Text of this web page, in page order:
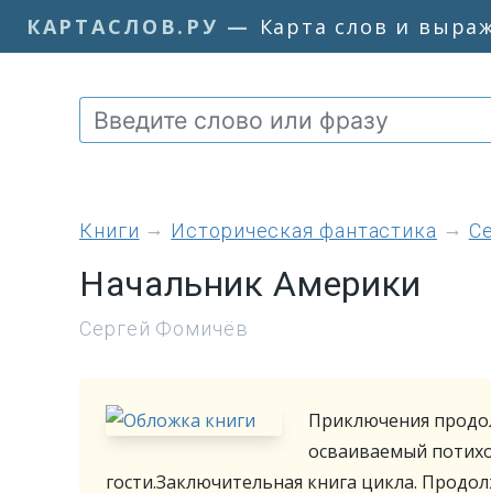
КАРТАСЛОВ.РУ — Карта слов и
книги Историческая фантастика
Начальник Америки
Сергей Фомичёв
Приключения
осваиваемый
гости.Заключительная книга цикла.